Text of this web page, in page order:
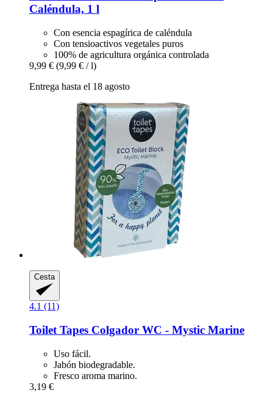
Caléndula, 1 l
Con esencia espagírica de caléndula
Con tensioactivos vegetales puros
100% de agricultura orgánica controlada
9,99 € (9,99 € / l)
Entrega hasta el 18 agosto
Cesta
4.1 (11)
Toilet Tapes Colgador WC -​ Mystic Marine
Uso fácil.
Jabón biodegradable.
Fresco aroma marino.
3,19 €